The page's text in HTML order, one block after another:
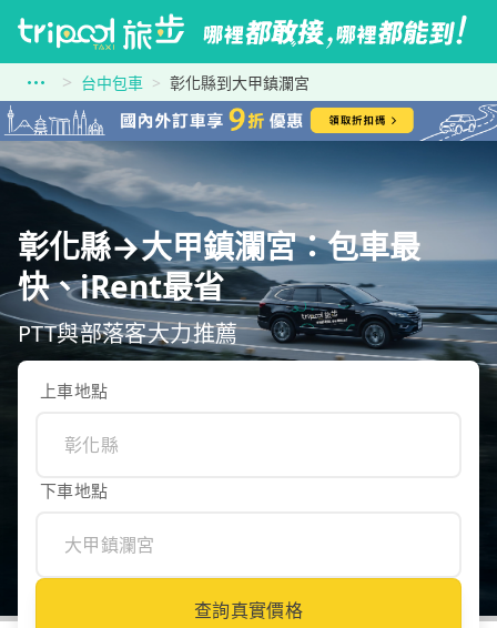
台中包車 彰化縣到大甲鎮瀾宮
彰化縣→大甲鎮瀾宮：包車最
快、iRent最省
PTT與部落客大力推薦
上車地點
下車地點
查詢真實價格